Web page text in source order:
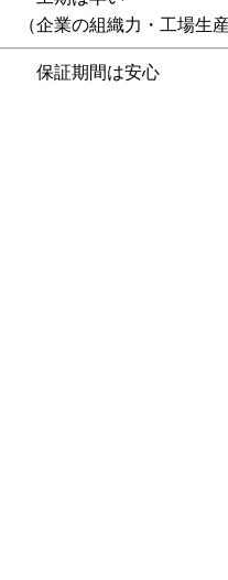
産率の高
証期間は安心